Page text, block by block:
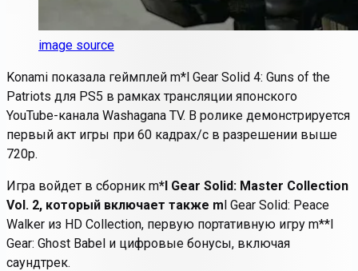
image source
Konami показала геймплей m*l Gear Solid 4: Guns of the
Patriots для PS5 в рамках трансляции японского
YouTube-канала Washagana TV. В ролике демонстрируется
первый акт игры при 60 кадрах/с в разрешении выше
720p.
Игра войдет в сборник m*l Gear Solid: Master Collection
Vol. 2, который включает также ml Gear Solid: Peace
Walker из HD Collection, первую портативную игру m**l
Gear: Ghost Babel и цифровые бонусы, включая
саундтрек.